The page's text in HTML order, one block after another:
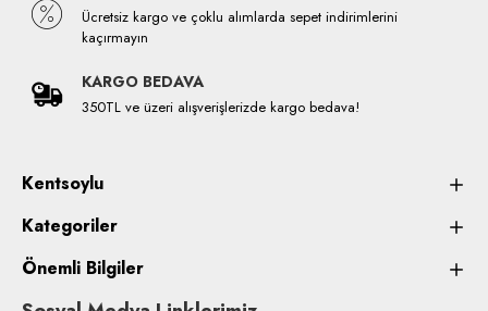
Ücretsiz kargo ve çoklu alımlarda sepet indirimlerini
kaçırmayın
KARGO BEDAVA
350TL ve üzeri alışverişlerizde kargo bedava!
Kentsoylu
Kategoriler
Önemli Bilgiler